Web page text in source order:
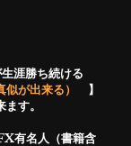
涯勝ち続ける
が出来る）
】
す。
有名人（書籍含